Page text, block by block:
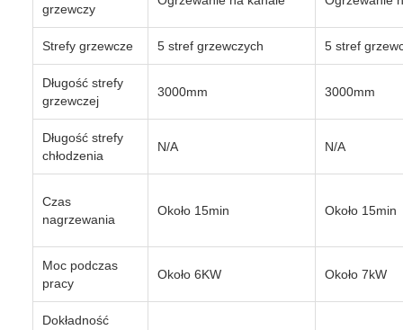
grzewczy
Strefy grzewcze 5 stref grzewczych 5 stref
Długość strefy
grzewczej
3000mm 3000mm
Długość strefy
chłodzenia
N/A N/A
Czas
nagrzewania
Około 15min Około 15min
Moc podczas
pracy
Około 6KW Około 7kW
Dokładność